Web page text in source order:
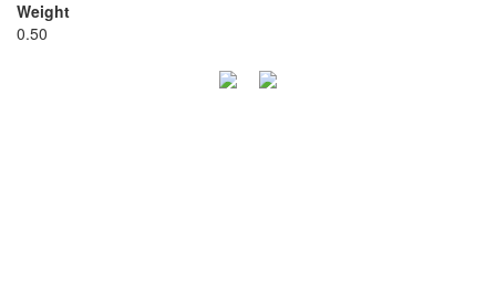
Weight
0.50